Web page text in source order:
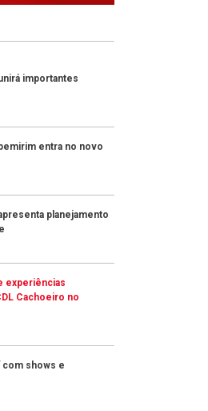
importantes
entra no novo
planejamento
experiências
Cachoeiro no
com shows e